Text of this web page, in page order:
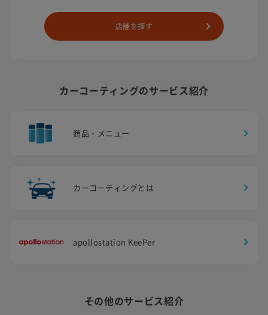
店舗を探す
カーコーティングのサービス紹介
商品・メニュー
カーコーティングとは
apollostation KeePer
その他のサービス紹介